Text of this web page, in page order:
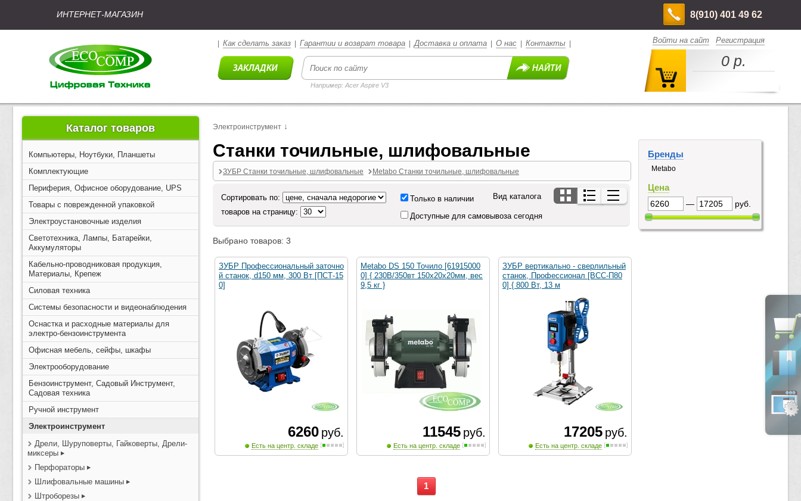
ИНТЕРНЕТ-МАГАЗИН 8(910) 401 49 62
Как сделать заказ Гарантии и возврат товара |Доставка и оплата О нас Контакты
Например: Acer Aspire V3
Войти на сайт Регистрация
0 р.
Каталог товаров
Компьютеры, Ноутбуки, Планшеты
Комплектующие
Периферия, Офисное оборудование, UPS
Товары с поврежденной упаковкой
Электроустановочные изделия
Светотехника, Лампы, Батарейки,
Аккумуляторы
Кабельно-проводниковая продукция,
Материалы, Крепеж
Силовая техника
Системы безопасности и видеонаблюдения
Оснастка и расходные материалы для
электро-бензоинструмента
Офисная мебель, сейфы, шкафы
Электрооборудование
Бензоинструмент, Садовый Инструмент,
Садовая техника
Ручной инструмент
Электроинструмент
Дрели, Шуруповерты, Гайковерты, Дрели-
миксеры
Перфораторы
Шлифовальные машины
Штроборезы
Электроинструмент ↓
Станки точильные, шлифовальные
ЗУБР Станки точильные, шлифовальные Metabo Станки точильные, шлифовальные
Сортировать по:
товаров на страницу:
Только в наличии
Доступные для самовывоза сегодня
Вид каталога
Выбрано товаров: 3
ЗУБР Профессиональный заточно
й станок, d150 мм, 300 Вт [ПСТ-15
0]
6260 руб.
Есть на центр. складе
Metabo DS 150 Точило [61915000
0] { 230В/350вт 150х20х20мм, вес
9,5 кг }
11545 руб.
Есть на центр. складе
ЗУБР вертикально - сверлильный
станок, Профессионал [ВСС-П80
0] { 800 Вт, 13 м
17205 руб.
Есть на центр. складе
1
Бренды
Metabo
Цена
— руб.